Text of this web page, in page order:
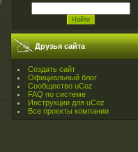
Друзья сайта
Создать сайт
Официальный блог
Сообщество uCoz
FAQ по системе
Инструкции для uCoz
Все проекты компании